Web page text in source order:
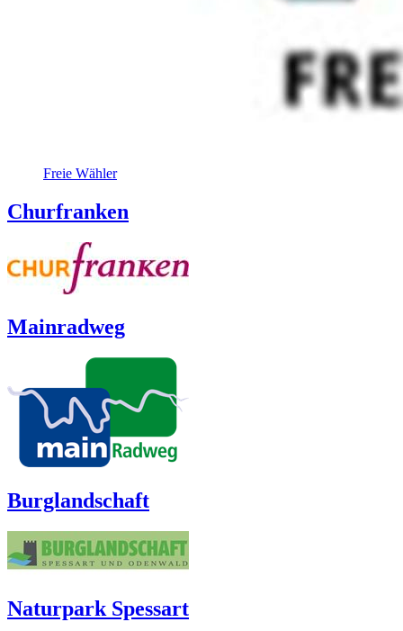
Freie Wähler
Churfranken
Mainradweg
Burglandschaft
Naturpark Spessart